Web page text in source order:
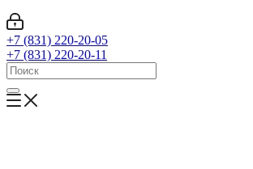
+7 (831) 220-20-05
+7 (831) 220-20-11